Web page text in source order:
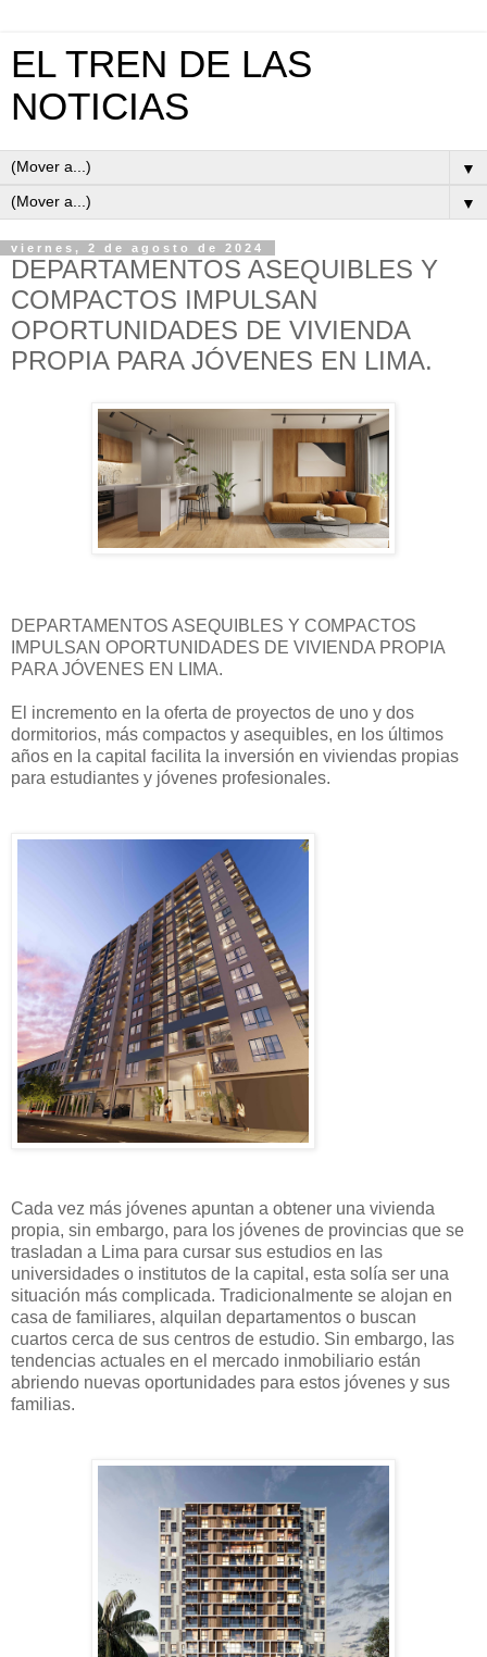
EL TREN DE LAS
NOTICIAS
▼
▼
viernes, 2 de agosto de 2024
DEPARTAMENTOS ASEQUIBLES Y
COMPACTOS IMPULSAN
OPORTUNIDADES DE VIVIENDA
PROPIA PARA JÓVENES EN LIMA.
DEPARTAMENTOS ASEQUIBLES Y COMPACTOS
IMPULSAN OPORTUNIDADES DE VIVIENDA PROPIA
PARA JÓVENES EN LIMA.
El incremento en la oferta de proyectos de uno y dos
dormitorios, más compactos y asequibles, en los últimos
años en la capital facilita la inversión en viviendas propias
para estudiantes y jóvenes profesionales.
Cada vez más jóvenes apuntan a obtener una vivienda
propia, sin embargo, para los jóvenes de provincias que se
trasladan a Lima para cursar sus estudios en las
universidades o institutos de la capital, esta solía ser una
situación más complicada. Tradicionalmente se alojan en
casa de familiares, alquilan departamentos o buscan
cuartos cerca de sus centros de estudio. Sin embargo, las
tendencias actuales en el mercado inmobiliario están
abriendo nuevas oportunidades para estos jóvenes y sus
familias.